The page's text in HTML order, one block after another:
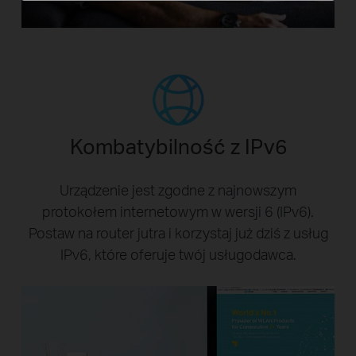
Kombatybilność z IPv6
Urządzenie jest zgodne z najnowszym
protokołem internetowym w wersji 6 (IPv6).
Postaw na router jutra i korzystaj już dziś z usług
IPv6, które oferuje twój usługodawca.